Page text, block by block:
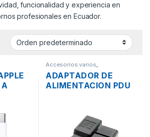
funcionalidad y experiencia en
profesionales en Ecuador.
Accesorios varios,
Computación
ADAPTADOR DE
ALIMENTACION PDU